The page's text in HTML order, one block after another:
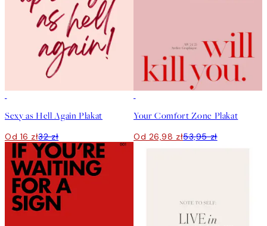
Sexy as Hell Again Plakat
Od 16 zł32 zł
Your Comfort Zone Plakat
Od 26,98 zł53,95 zł